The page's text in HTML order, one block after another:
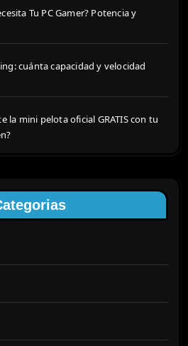
Tu PC Gamer? Potencia y
cuánta capacidad y velocidad
la mini pelota oficial GRATIS con tu